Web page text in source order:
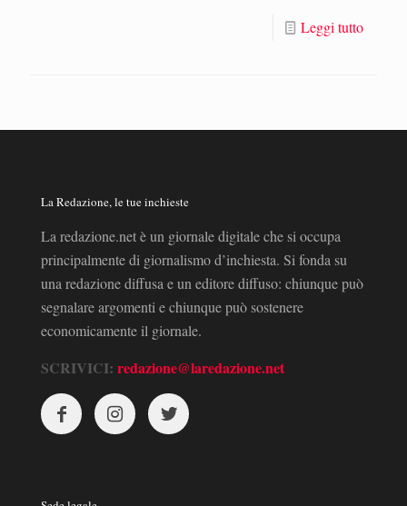
Leggi tutto
La Redazione, le tue inchieste
La redazione.net è un giornale digitale che si occupa
principalmente di giornalismo d’inchiesta. Si fonda su
una redazione diffusa e un editore diffuso: chiunque può
segnalare argomenti e chiunque può sostenere
economicamente il giornale.
SCRIVICI: redazione@laredazione.net